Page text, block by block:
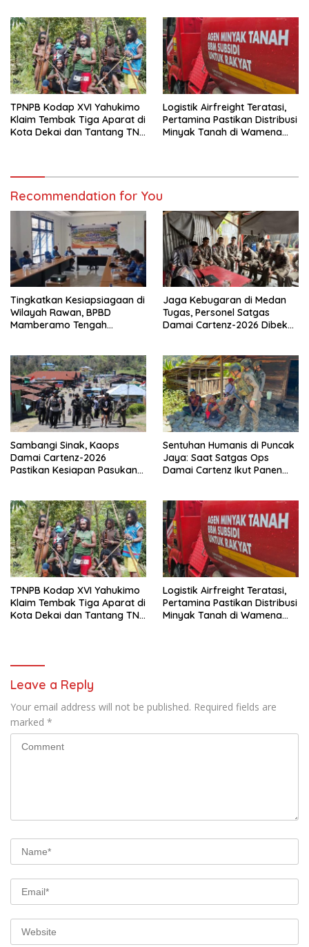
TPNPB Kodap XVI Yahukimo
Klaim Tembak Tiga Aparat di
Kota Dekai dan Tantang TNI-
Logistik Airfreight Teratasi,
Pertamina Pastikan Distribusi
Minyak Tanah di Wamena
Recommendation for You
Tingkatkan Kesiapsiagaan di
Wilayah Rawan, BPBD
Mamberamo Tengah
Jaga Kebugaran di Medan
Tugas, Personel Satgas
Damai Cartenz-2026 Dibekali
Sambangi Sinak, Kaops
Damai Cartenz-2026
Pastikan Kesiapan Pasukan
Sentuhan Humanis di Puncak
Jaya: Saat Satgas Ops
Damai Cartenz Ikut Panen
TPNPB Kodap XVI Yahukimo
Klaim Tembak Tiga Aparat di
Kota Dekai dan Tantang TNI-
Logistik Airfreight Teratasi,
Pertamina Pastikan Distribusi
Minyak Tanah di Wamena
Leave a Reply
Your email address will not be published. Required fields are
marked *